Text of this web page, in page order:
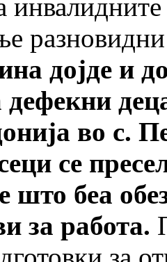
дојде и
дефекни
во с.
се
што беа
за работа.